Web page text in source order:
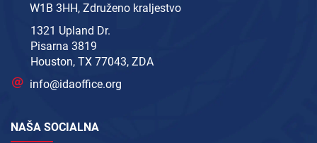
W1B 3HH, Združeno kraljestvo
1321 Upland Dr.
Pisarna 3819
Houston, TX 77043, ZDA
info@idaoffice.org
NAŠA SOCIALNA